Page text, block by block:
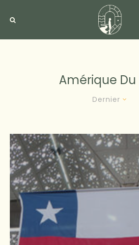
Amérique Du
Dernier